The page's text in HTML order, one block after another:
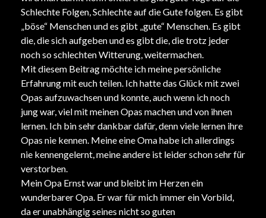
Schlechte Folgen, Schlechte auf die Gute folgen. Es gibt
„böse“ Menschen und es gibt „gute“ Menschen. Es gibt
die, die sich aufgeben und es gibt die, die trotz jeder
noch so schlechten Witterung, weitermachen.
Mit diesem Beitrag möchte ich meine persönliche
Erfahrung mit euch teilen. Ich hatte das Glück mit zwei
Opas aufzuwachsen und konnte, auch wenn ich noch
jung war, viel mit meinen Opas machen und von ihnen
lernen. Ich bin sehr dankbar dafür, denn viele lernen ihre
Opas nie kennen. Meine eine Oma habe ich allerdings
nie kennengelernt, meine andere ist leider schon sehr für
verstorben.
Mein Opa Ernst war und bleibt im Herzen ein
wunderbarer Opa. Er war für mich immer ein Vorbild,
da er unabhängig seines nicht so guten